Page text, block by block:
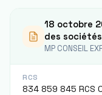
18 octobre
des sociétés
MP CONSEIL
RCS
834 859 845 RCS